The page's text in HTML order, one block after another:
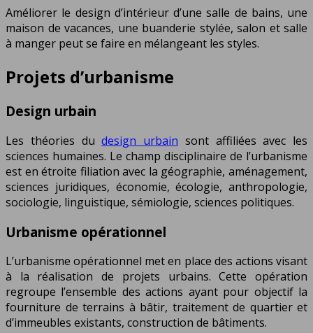
Améliorer le design d’intérieur d’une salle de bains, une
maison de vacances, une buanderie stylée, salon et salle
à manger peut se faire en mélangeant les styles.
Projets d’urbanisme
Design urbain
Les théories dudesign urbain sont affiliées avec les
sciences humaines. Le champ disciplinaire de l’urbanisme
est en étroite filiation avec la géographie, aménagement,
sciences juridiques, économie, écologie, anthropologie,
sociologie, linguistique, sémiologie, sciences politiques.
Urbanisme opérationnel
L’urbanisme opérationnel met en place des actions visant
à la réalisation de projets urbains. Cette opération
regroupe l’ensemble des actions ayant pour objectif la
fourniture de terrains à bâtir, traitement de quartier et
d’immeubles existants, construction de bâtiments.